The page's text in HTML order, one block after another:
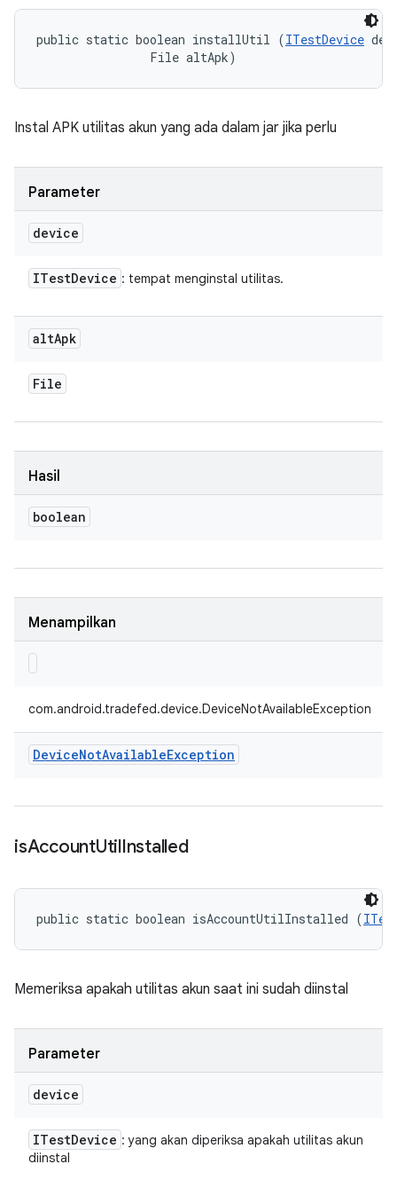
public static boolean installUtil (ITestDevice
                File altApk)
Instal APK utilitas akun yang ada dalam jar jika perlu
Parameter
device
ITestDevice : tempat menginstal utilitas.
altApk
File
Hasil
boolean
Menampilkan
com.android.tradefed.device.DeviceNotAvailableException
DeviceNotAvailableException
isAccountUtilInstalled
public static boolean isAccountUtilInstalled (
Memeriksa apakah utilitas akun saat ini sudah diinstal
Parameter
device
ITestDevice : yang akan diperiksa apakah utilitas akun
diinstal